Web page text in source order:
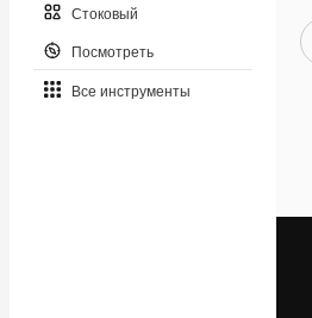
Стоковый
Посмотреть
Все инструменты